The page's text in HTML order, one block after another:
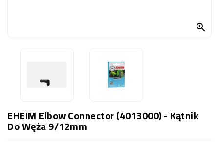

EHEIM Elbow Connector (4013000) - Kątnik
Do Węża 9/12mm